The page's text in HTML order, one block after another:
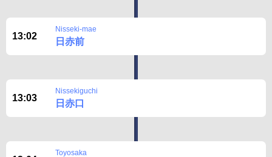
13:02
Nisseki-mae
日赤前
13:03
Nissekiguchi
日赤口
Toyosaka